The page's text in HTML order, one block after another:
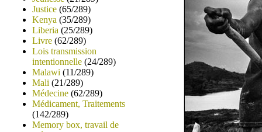
Justice (65/289)
Kenya (35/289)
Liberia (25/289)
Livre (62/289)
Lois transmission
intentionnelle (24/289)
Malawi (11/289)
Mali (21/289)
Médecine (62/289)
Médicament, Traitements
(142/289)
Memory box, travail de